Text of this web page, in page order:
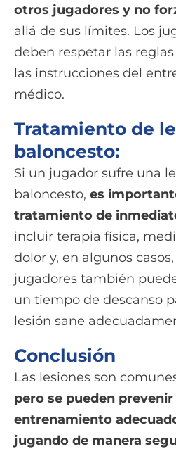
otros jugadores y no
allá de sus límites. Los
deben respetar las
las instrucciones del
médico.
Tratamiento de
baloncesto:
Si un jugador sufre una
baloncesto, es
tratamiento de
incluir terapia física,
dolor y, en algunos
jugadores también
un tiempo de descanso
lesión sane
Conclusión
Las lesiones son
pero se pueden prevenir
entrenamiento
jugando de manera